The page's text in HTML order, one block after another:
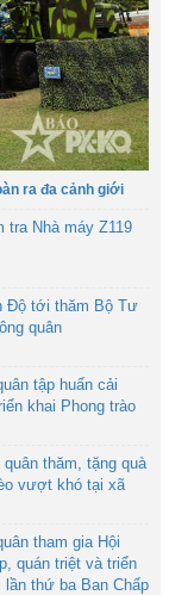
ra đa cảnh giới
tra Nhà máy Z119
Độ tới thăm Bộ Tư
quân
tập huấn cải
khai Phong trào
thăm, tặng quà
vượt khó tại xã
tham gia Hội
quán triệt và triển
thứ ba Ban Chấp